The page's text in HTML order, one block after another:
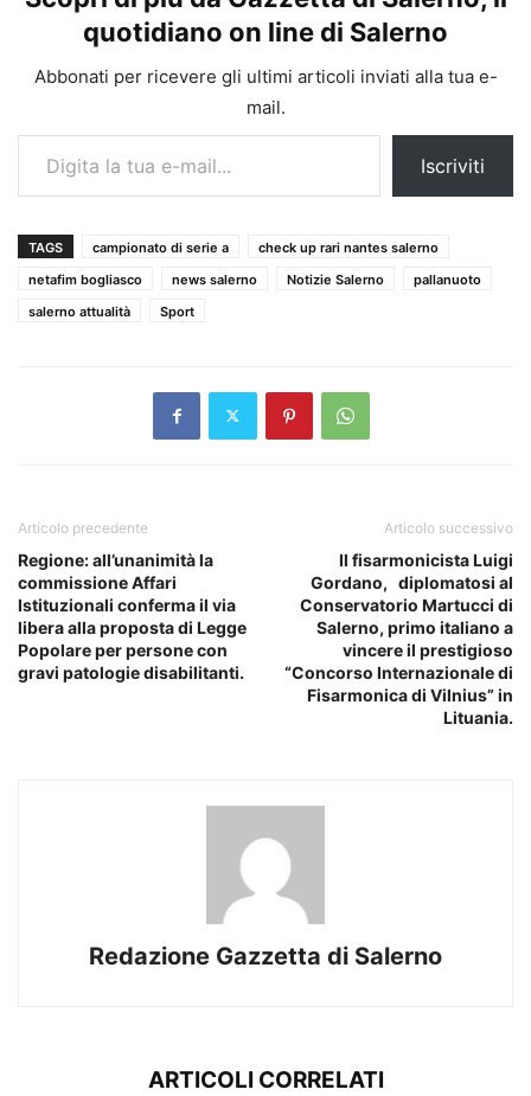
quotidiano on line di Salerno
Abbonati per ricevere gli ultimi articoli inviati alla tua e-
mail.
Digita la tua e-mail...
Iscriviti
TAGS campionato di serie a
check up rari nantes salerno
netafim bogliasco
news salerno Notizie Salerno
pallanuoto
salerno attualità
Sport
Articolo precedente
Regione: all’unanimità la
commissione Affari
Istituzionali conferma il via
libera alla proposta di Legge
Popolare per persone con
gravi patologie disabilitanti.
Articolo successivo
Il fisarmonicista Luigi
Gordano, diplomatosi al
Conservatorio Martucci di
Salerno, primo italiano a
vincere il prestigioso
“Concorso Internazionale di
Fisarmonica di Vilnius” in
Lituania.
Redazione Gazzetta di Salerno
ARTICOLI CORRELATI